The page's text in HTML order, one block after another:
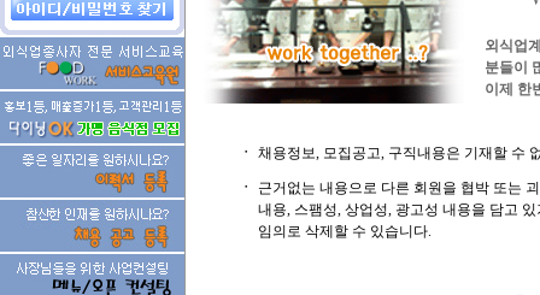
외식업
분들이
이제 한
ㆍ 채용정보, 모집공고, 구직내용은 기재할 수
ㆍ
근거없는 내용으로 다른 회원을 협박 또는
내용, 스팸성, 상업성, 광고성 내용을 담고
임의로 삭제할 수 있습니다.